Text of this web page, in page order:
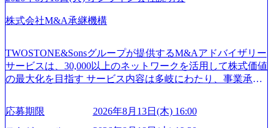
pearと、最先端テクノロジーに深い知見を持つシンプレクス
社またはグループ会社との協力体制を築いている Xspear社
sion-production.appspot.com/public/images/20240925204111_caa9
4e4b-6aae-45a6-a0ce-b98154c816a2_1153x543.webp メンバー情
報 (https://www.xspear.co.jp/member/)一部抜粋 - 伊勢山 昇吾氏:
業界で新規事業戦略、成長戦略、PMI推進、業務改革等の幅
広いプロジェクトに従事 - 鈴木健仁氏：新卒でベイカレン
e.googleapis.com/our-vision-production.appspot.com/public/image
s/20260224131100_d8b3379f-6e64-4566-aea4-924f21977d35_120
0x460.webp https://storage.googleapis.com/our-vision-production.a
810e-138e27965ee8_1200x386.webp グローバル人財育成を目
的とした「語学研修」、効果的なプレゼンのポイントを掴
み実践に強くなるための「プレゼン研修」、自社キャリア
アドバイザーによる自身のキャリア構築をめざす「キャリ
スタイム制度を実施しており、月単位の決められた労働時
間の範囲内で、出社・退社の時刻を社員の自己裁量に委
株式会社M&A承継機構
TWOSTONE&Sonsグループが提供するM&Aアドバイザリー
サービスは、30,000以上のネットワークを活用して株式価値
の最大化を目指す サービス内容は多岐にわたり、事業承継
リーなどが含まれており、幅広いニーズに対応 譲渡企業に
対しては完全成功報酬制を採用し、M&A以外の選択肢も尊
応募期限
2026年8月13日(木) 16:00